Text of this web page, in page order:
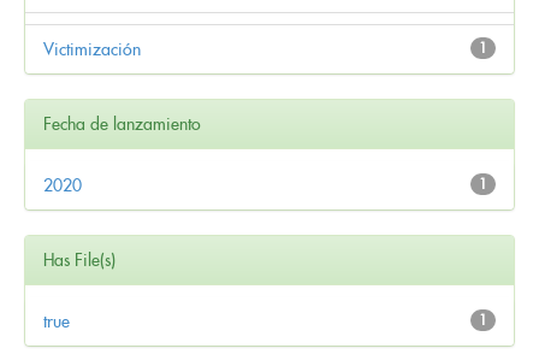
1
Victimización
Fecha de lanzamiento
1
2020
Has File(s)
1
true